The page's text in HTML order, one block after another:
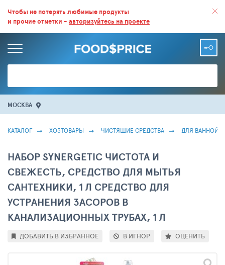
ВСЕ СКИДКИ И ВЫГОДНЫЕ ЦЕНЫ НА ПРОДУКТЫ В МАГАЗИНАХ.
БОЛЬШЕ 100 000 ТОВАРОВ. ЕЖЕДНЕВНОЕ ОБНОВЛЕНИЕ ЦЕН.
Чтобы не потерять любимые продукты
и прочие отметки - авторизуйтесь на проекте
МОСКВА
КАТАЛОГ ХОЗТОВАРЫ ЧИСТЯЩИЕ СРЕДСТВА ДЛЯ ВАННОЙ И
НАБОР SYNERGETIC ЧИСТОТА И
СВЕЖЕСТЬ, СРЕДСТВО ДЛЯ МЫТЬЯ
САНТЕХНИКИ, 1 Л СРЕДСТВО ДЛЯ
УСТРАНЕНИЯ ЗАСОРОВ В
КАНАЛИЗАЦИОННЫХ ТРУБАХ, 1 Л
ДОБАВИТЬ В ИЗБРАННОЕ В ИГНОР ОЦЕНИТЬ